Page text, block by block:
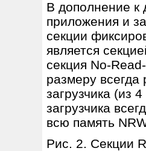
В дополнение к
приложения и
секции
является
секция No-
размеру
загрузчика (из
загрузчика
всю память
Рис. 2. Секции